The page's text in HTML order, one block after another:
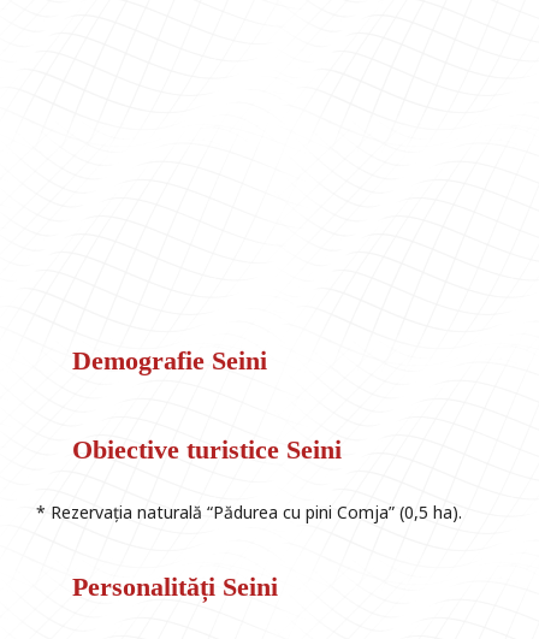
Demografie Seini
Obiective turistice Seini
* Rezervația naturală “Pădurea cu pini Comja” (0,5 ha).
Personalități Seini